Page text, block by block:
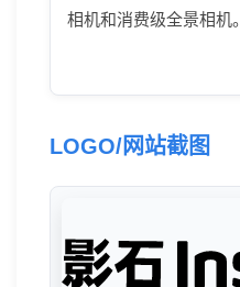
相机和消费级全景相机。
LOGO/网站截图